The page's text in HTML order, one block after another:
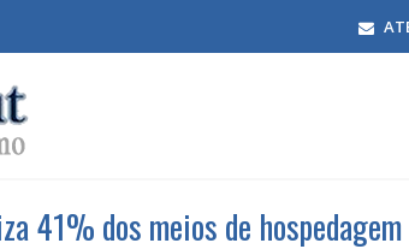
41% dos meios de hospedagem